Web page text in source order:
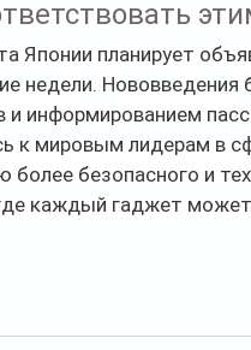
Японии планирует
недели. Нововведения
и информированием
к мировым лидерам в
безопасного и
каждый гаджет